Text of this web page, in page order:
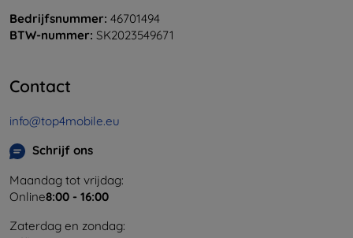
Bedrijfsnummer: 46701494
BTW-nummer: SK2023549671
Contact
info@top4mobile.eu
Schrijf ons
Maandag tot vrijdag:
Online8:00 - 16:00
Zaterdag en zondag: